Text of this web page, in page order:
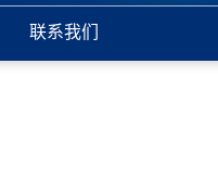
联系我们